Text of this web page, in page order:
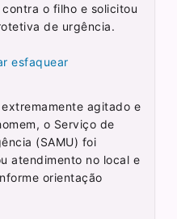
o filho e solicitou
de urgência.
esfaquear
agitado e
o Serviço de
(SAMU) foi
atendimento no local e
orientação